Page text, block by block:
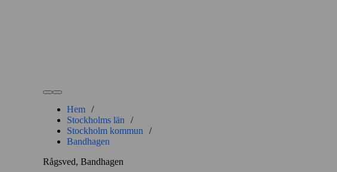
Hem /
Stockholms län
/
Stockholm kommun
/
Bandhagen
Rågsved, Bandhagen